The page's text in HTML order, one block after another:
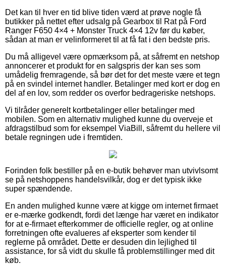
Det kan til hver en tid blive tiden værd at prøve nogle få
butikker på nettet efter udsalg på Gearbox til Rat på Ford
Ranger F650 4×4 + Monster Truck 4×4 12v før du køber,
sådan at man er velinformeret til at få fat i den bedste pris.
Du må alligevel være opmærksom på, at såfremt en netshop
annoncerer et produkt for en salgspris der kan ses som
umådelig fremragende, så bør det for det meste være et tegn
på en svindel internet handler. Betalinger med kort er dog en
del af en lov, som redder os overfor bedrageriske netshops.
Vi tilråder generelt kortbetalinger eller betalinger med
mobilen. Som en alternativ mulighed kunne du overveje et
afdragstilbud som for eksempel ViaBill, såfremt du hellere vil
betale regningen ude i fremtiden.
Forinden folk bestiller på en e-butik behøver man utvivlsomt
se på netshoppens handelsvilkår, dog er det typisk ikke
super spændende.
En anden mulighed kunne være at kigge om internet firmaet
er e-mærke godkendt, fordi det længe har været en indikator
for at e-firmaet efterkommer de officielle regler, og at online
forretningen ofte evalueres af eksperter som kender til
reglerne på området. Dette er desuden din lejlighed til
assistance, for så vidt du skulle få problemstillinger med dit
køb.